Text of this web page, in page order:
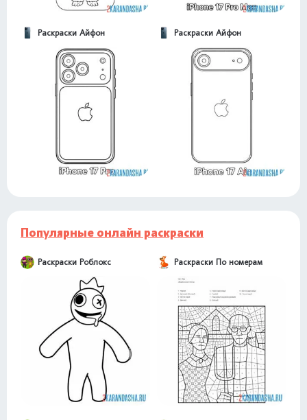
Раскраски Айфон Раскраски Айфон
Популярные онлайн раскраски
Раскраски Роблокс Раскраски По номерам